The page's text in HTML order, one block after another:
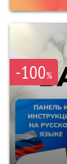
-100%